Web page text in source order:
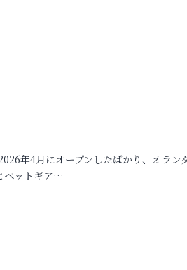
年4月にオープンしたばかり、オラン
ペットギア…